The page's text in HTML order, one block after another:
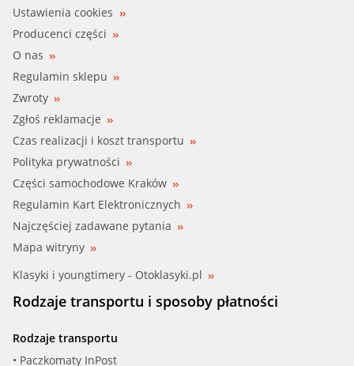
ERA (350108)
FACET (7.8428)
FAE (5342695)
FEBI (23531)
FIRST LINE (FTK081)
FIRST LINE (FTS306.95)
GATES (TH28795)
HOFFER (8192350)
Ustawienia cookies
Producenci części
O nas
Regulamin sklepu
Zwroty
Zgłoś reklamacje
Czas realizacji i koszt transportu
Polityka prywatności
Części samochodowe Kraków
Regulamin Kart Elektronicznych
Najczęściej zadawane pytania
Mapa witryny
Klasyki i youngtimery - Otoklasyki.pl
Rodzaje transportu i sposoby płatności
Rodzaje transportu
• Paczkomaty InPost